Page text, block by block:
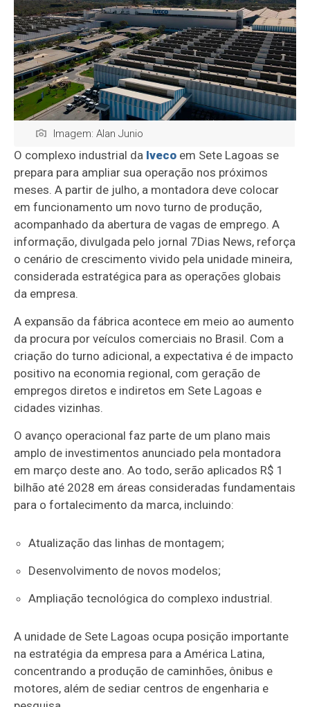
Imagem: Alan Junio
O complexo industrial da Iveco em Sete Lagoas se
prepara para ampliar sua operação nos próximos
meses. A partir de julho, a montadora deve colocar
em funcionamento um novo turno de produção,
acompanhado da abertura de vagas de emprego. A
informação, divulgada pelo jornal 7Dias News, reforça
o cenário de crescimento vivido pela unidade mineira,
considerada estratégica para as operações globais
da empresa.
A expansão da fábrica acontece em meio ao aumento
da procura por veículos comerciais no Brasil. Com a
criação do turno adicional, a expectativa é de impacto
positivo na economia regional, com geração de
empregos diretos e indiretos em Sete Lagoas e
cidades vizinhas.
O avanço operacional faz parte de um plano mais
amplo de investimentos anunciado pela montadora
em março deste ano. Ao todo, serão aplicados R$ 1
bilhão até 2028 em áreas consideradas fundamentais
para o fortalecimento da marca, incluindo:
Atualização das linhas de montagem;
Desenvolvimento de novos modelos;
Ampliação tecnológica do complexo industrial.
A unidade de Sete Lagoas ocupa posição importante
na estratégia da empresa para a América Latina,
concentrando a produção de caminhões, ônibus e
motores, além de sediar centros de engenharia e